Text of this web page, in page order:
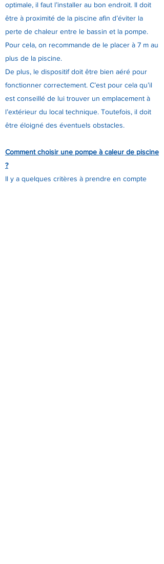
optimale, il faut l’installer au bon endroit. Il doit
être à proximité de la piscine afin d’éviter la
perte de chaleur entre le bassin et la pompe.
Pour cela, on recommande de le placer à 7 m au
plus de la piscine.
De plus, le dispositif doit être bien aéré pour
fonctionner correctement. C’est pour cela qu’il
est conseillé de lui trouver un emplacement à
l’extérieur du local technique. Toutefois, il doit
être éloigné des éventuels obstacles.
Comment choisir une pompe à caleur de piscine
?
Il y a quelques critères à prendre en compte